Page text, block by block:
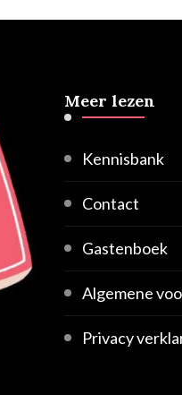
Meer lezen
Kennisbank
Contact
Gastenboek
Algemene
Privacy